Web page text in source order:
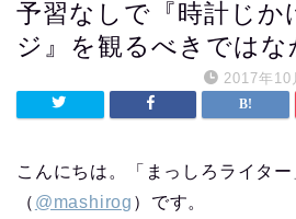
予習なしで『時計じか
ジ』を観るべきではな
2017年10
こんにちは。「まっしろライター
（ @mashirog ）です。